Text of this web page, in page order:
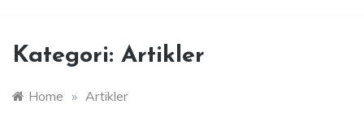
Kategori: Artikler
Home » Artikler